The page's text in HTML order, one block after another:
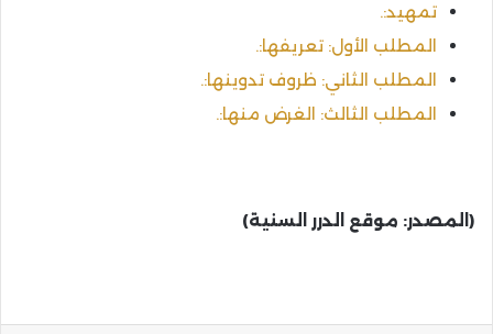
تمهيد:.
المطلب الأول: تعريفها:.
المطلب الثاني: ظروف تدوينها:.
المطلب الثالث: الغرض منها:.
(المصدر: موقع الدرر السنية)